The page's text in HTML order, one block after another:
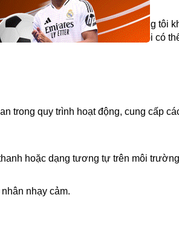
người dùng là cá nhân. Chúng tôi
bất kỳ thay đổi nào mà chúng tôi có
trong quy trình hoạt động, cung cấp
hoặc dạng tương tự trên môi
nhạy cảm.